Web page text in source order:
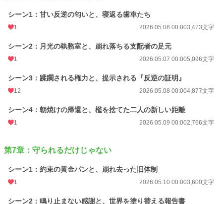
シーン1：甘い反逆の匂いと、寝返る歯車たち
1 2026.05.06 00:003,473文字
シーン2：月光の執務室と、崩れ落ちる支配者の足元
1 2026.05.07 00:005,096文字
シーン3：蹂躙される権力と、提示される『反逆の証明』
12 2026.05.08 00:004,877文字
シーン4：朝焼けの帰還と、檻を捨てた二人の新しい距離
1 2026.05.09 00:002,766文字
第7章：守られるだけじゃない
シーン1：約束の黄金パンと、崩れ去った旧体制
1 2026.05.10 00:003,600文字
シーン2：鳴り止まない感謝と、世界を塗り替える報告書